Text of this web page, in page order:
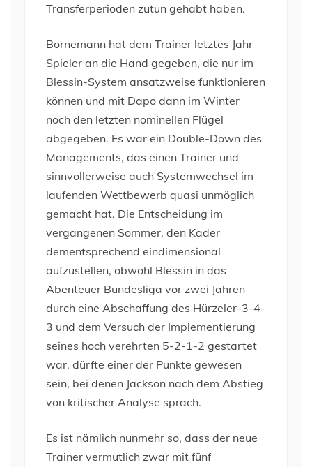
Transferperioden zutun gehabt haben.
Bornemann hat dem Trainer letztes Jahr
Spieler an die Hand gegeben, die nur im
Blessin-System ansatzweise funktionieren
können und mit Dapo dann im Winter
noch den letzten nominellen Flügel
abgegeben. Es war ein Double-Down des
Managements, das einen Trainer und
sinnvollerweise auch Systemwechsel im
laufenden Wettbewerb quasi unmöglich
gemacht hat. Die Entscheidung im
vergangenen Sommer, den Kader
dementsprechend eindimensional
aufzustellen, obwohl Blessin in das
Abenteuer Bundesliga vor zwei Jahren
durch eine Abschaffung des Hürzeler-3-4-
3 und dem Versuch der Implementierung
seines hoch verehrten 5-2-1-2 gestartet
war, dürfte einer der Punkte gewesen
sein, bei denen Jackson nach dem Abstieg
von kritischer Analyse sprach.
Es ist nämlich nunmehr so, dass der neue
Trainer vermutlich zwar mit fünf